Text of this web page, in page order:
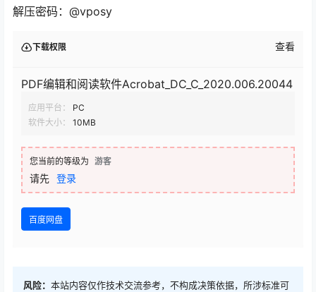
解压密码：@vposy
下载权限 查看
PDF编辑和阅读软件Acrobat_DC_C_2020.006.20044
应用平台：
PC
软件大小：
10MB
您当前的等级为 游客
请先 登录
百度网盘
风险： 本站内容仅作技术交流参考，不构成决策依据，所涉标准可